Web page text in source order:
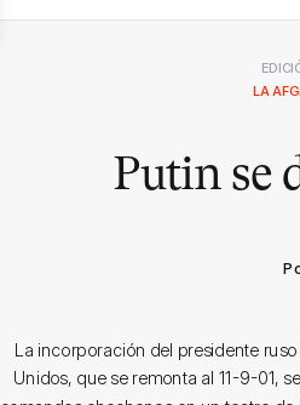
LA
Putin se
La incorporación del presidente
Unidos, que se remonta al 11-9-01,